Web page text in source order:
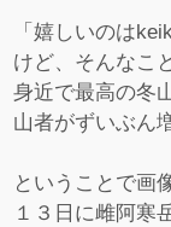
「嬉しいのは
けど、そんなこ
身近で最高の冬
山者がずいぶん
ということで画
１３日に雌阿寒